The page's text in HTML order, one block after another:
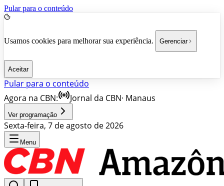
Pular para o conteúdo
Usamos cookies para melhorar sua experiência. Gerenciar
Aceitar
Pular para o conteúdo
Agora na CBN:
Jornal da CBN· Manaus
Ver programação
Sexta-feira, 7 de agosto de 2026
Menu